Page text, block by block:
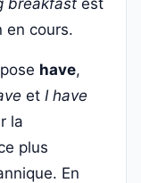
breakfast est
en cours.
have,
et I have
la
plus
En